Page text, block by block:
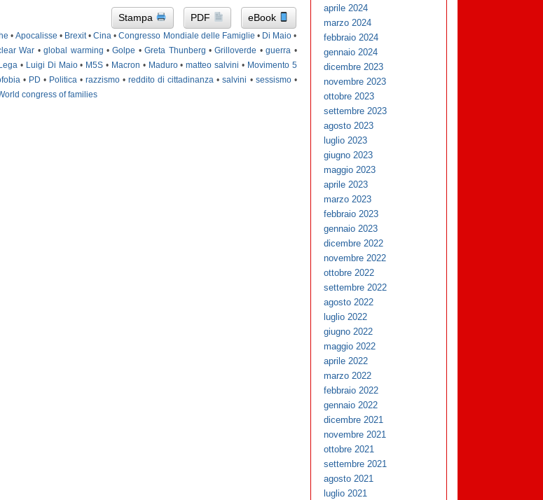
Stampa PDF eBook
• Apocalisse • Brexit•Cina •Congresso Mondiale delle Famiglie • Di Maio •
War •global warming •Golpe •Greta Thunberg •Grilloverde •guerra •
• Luigi Di Maio• M5S • Macron • Maduro•matteo salvini • Movimento 5
• PD • Politica •razzismo •reddito di cittadinanza •salvini • sessismo•
congress of families
aprile 2024
marzo 2024
febbraio 2024
gennaio 2024
dicembre 2023
novembre 2023
ottobre 2023
settembre 2023
agosto 2023
luglio 2023
giugno 2023
maggio 2023
aprile 2023
marzo 2023
febbraio 2023
gennaio 2023
dicembre 2022
novembre 2022
ottobre 2022
settembre 2022
agosto 2022
luglio 2022
giugno 2022
maggio 2022
aprile 2022
marzo 2022
febbraio 2022
gennaio 2022
dicembre 2021
novembre 2021
ottobre 2021
settembre 2021
agosto 2021
luglio 2021